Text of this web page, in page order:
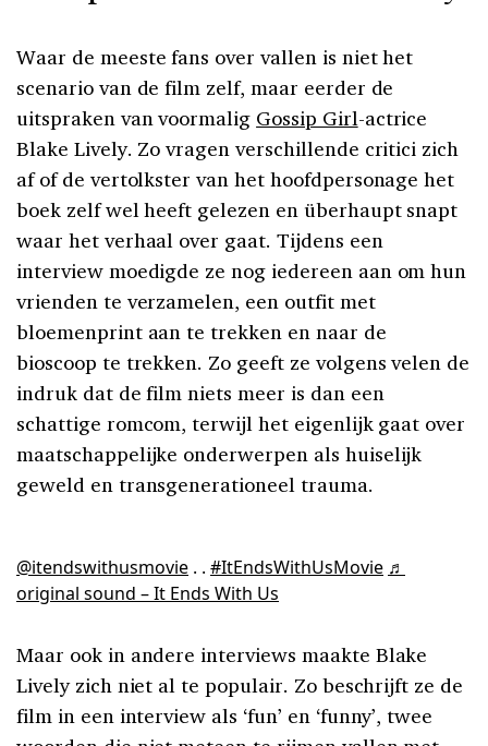
Waar de meeste fans over vallen is niet het
scenario van de film zelf, maar eerder de
uitspraken van voormalig Gossip Girl-actrice
Blake Lively. Zo vragen verschillende critici zich
af of de vertolkster van het hoofdpersonage het
boek zelf wel heeft gelezen en überhaupt snapt
waar het verhaal over gaat. Tijdens een
interview moedigde ze nog iedereen aan om hun
vrienden te verzamelen, een outfit met
bloemenprint aan te trekken en naar de
bioscoop te trekken. Zo geeft ze volgens velen de
indruk dat de film niets meer is dan een
schattige romcom, terwijl het eigenlijk gaat over
maatschappelijke onderwerpen als huiselijk
geweld en transgenerationeel trauma.
@itendswithusmovie . . #ItEndsWithUsMovie ♬
original sound – It Ends With Us
Maar ook in andere interviews maakte Blake
Lively zich niet al te populair. Zo beschrijft ze de
film in een interview als ‘fun’ en ‘funny’, twee